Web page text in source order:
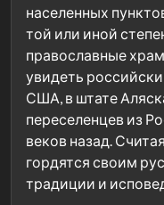
населенных
той или иной
православные
увидеть
США, в штате
переселенцев из
веков назад.
гордятся своим
традиции и